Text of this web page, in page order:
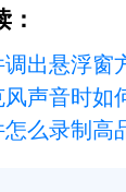
出悬浮窗
声音时如
么录制高